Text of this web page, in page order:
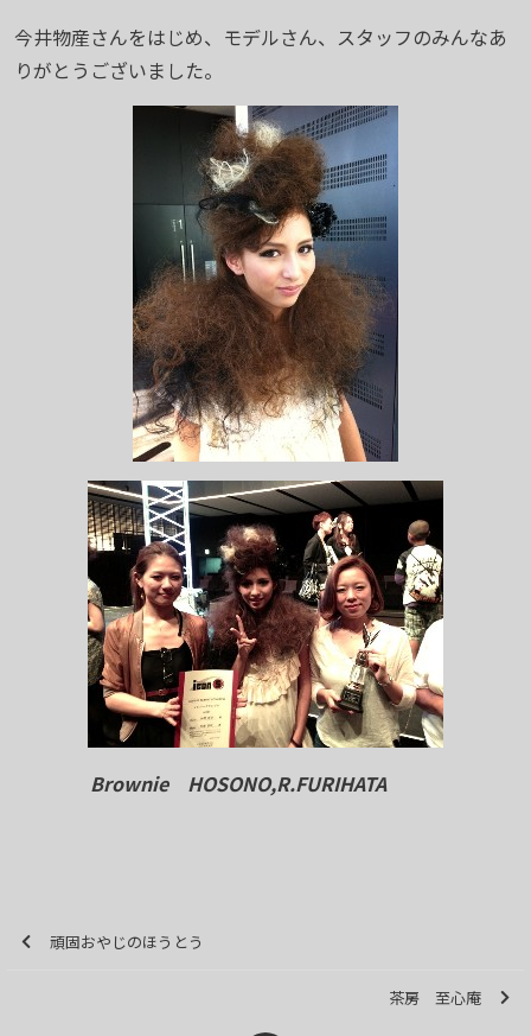
今井物産さんをはじめ、モデルさん、スタッフのみんなあ
りがとうございました。
Brownie HOSONO,R.FURIHATA
頑固おやじのほうとう
茶房 至心庵